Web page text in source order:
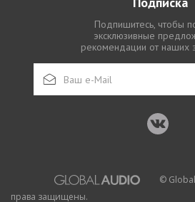
Подпишитесь, чтобы
эксклюзивные
рекомендации от наших
©
права защищены.